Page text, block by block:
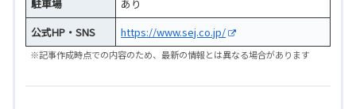
駐車場
あり
公式HP・SNS
https://www.sej.co.jp/
※記事作成時点での内容のため、最新の情報とは異なる場合があります